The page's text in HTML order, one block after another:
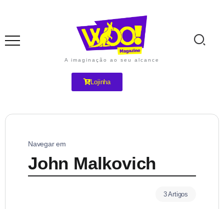
A imaginação ao seu alcance
Lojinha
Navegar em
John Malkovich
3 Artigos